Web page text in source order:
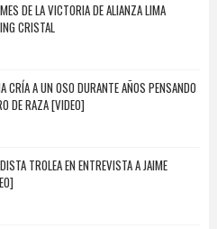
DE LA VICTORIA DE ALIANZA LIMA
CRISTAL
CRÍA A UN OSO DURANTE AÑOS PENSANDO
DE RAZA [VIDEO]
TROLEA EN ENTREVISTA A JAIME